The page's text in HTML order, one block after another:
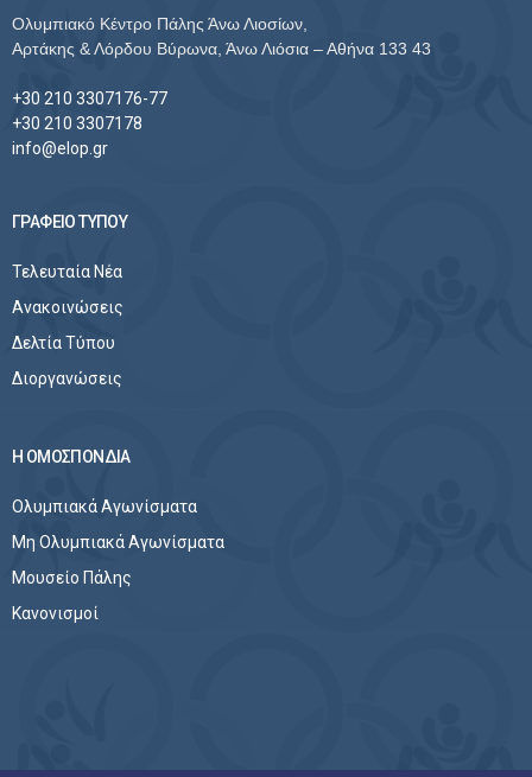
Ολυμπιακό Κέντρο Πάλης Άνω Λιοσίων,
Αρτάκης & Λόρδου Βύρωνα, Άνω Λιόσια – Αθήνα 133 43
+30 210 3307176-77
+30 210 3307178
info@elop.gr
ΓΡΑΦΕΙΟ ΤΥΠΟΥ
Τελευταία Νέα
Ανακοινώσεις
Δελτία Τύπου
Διοργανώσεις
Η ΟΜΟΣΠΟΝΔΙΑ
Ολυμπιακά Αγωνίσματα
Μη Ολυμπιακά Αγωνίσματα
Μουσείο Πάλης
Κανονισμοί